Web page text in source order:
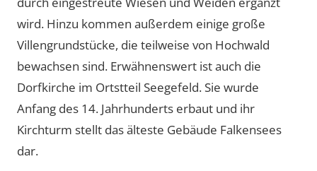
wird. Hinzu kommen außerdem einige große
Villengrundstücke, die teilweise von Hochwald
bewachsen sind. Erwähnenswert ist auch die
Dorfkirche im Ortstteil Seegefeld. Sie wurde
Anfang des 14. Jahrhunderts erbaut und ihr
Kirchturm stellt das älteste Gebäude Falkensees
dar.